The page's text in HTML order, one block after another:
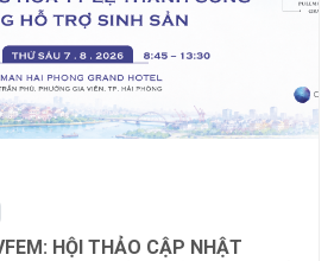
HỘI THẢO CẬP NHẬT